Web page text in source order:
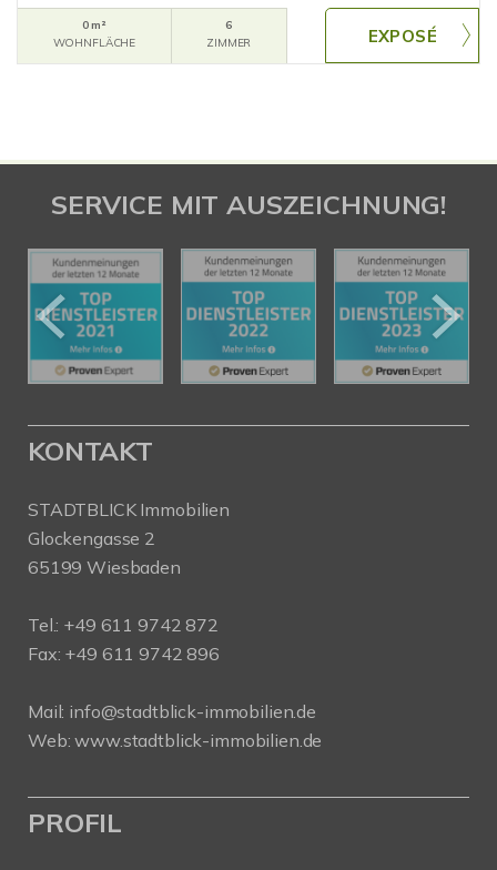
0 m²
WOHNFLÄCHE
6
ZIMMER
SERVICE MIT AUSZEICHNUNG!
KONTAKT
STADTBLICK Immobilien
Glockengasse 2
65199 Wiesbaden
Tel.: +49 611 9742 872
Fax: +49 611 9742 896
Mail: info@stadtblick-immobilien.de
Web:www.stadtblick-immobilien.de
PROFIL